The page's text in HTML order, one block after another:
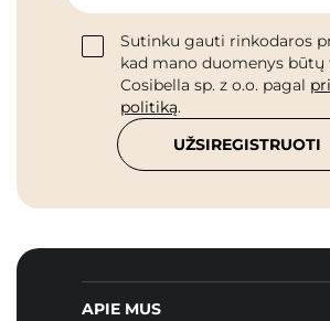
Sutinku gauti rinkodaros
kad mano duomenys
Cosibella sp. z o.o. pagal
politiką.
UŽSIREGISTRUOTI
APIE MUS